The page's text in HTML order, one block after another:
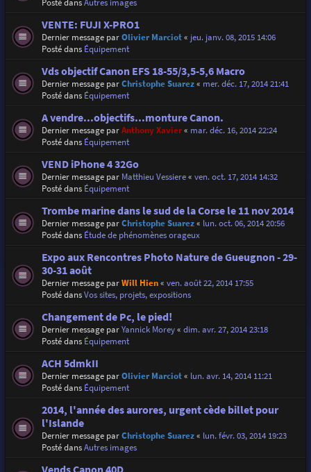
VENTE: FUJI X-PRO1
Dernier message parOlivier Marciot« jeu. janv. 08, 2015 14:06
Posté dans Équipement
Vds objectif Canon EFS 18-55/3,5-5,6 Macro
Dernier message parChristophe Suarez« mer. déc. 17, 2014 21:41
Posté dans Équipement
A vendre...objectifs...monture Canon.
Dernier message parAnthony Xavier« mar. déc. 16, 2014 22:24
Posté dans Équipement
VEND iPhone 4 32Go
Dernier message par Matthieu Vessiere« ven. oct. 17, 2014 14:32
Posté dans Équipement
Trombe marine dans le sud de la Corse le 11 nov 2014
Dernier message parChristophe Suarez« lun. oct. 06, 2014 20:56
Posté dans Étude de phénomènes orageux
Expo aux Rencontres Photo Nature de Gueugnon - 29-
30-31 août
Dernier message parWill Hien« ven. août 22, 2014 17:55
Posté dansVos sites, projets, expositions
Changement de Pc, le pied!
Dernier message parYannick Morey« dim. avr. 27, 2014 23:18
Posté dans Équipement
ACH 5dmkII
Dernier message parOlivier Marciot« lun. avr. 14, 2014 11:21
Posté dans Équipement
2014, l'année des aurores, urgent cède billet pour
l'Islande
Dernier message parChristophe Suarez« lun. févr. 03, 2014 19:23
Posté dansAutres images
Vends Canon 40D